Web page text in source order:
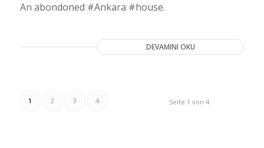
An abondoned #Ankara #house.
DEVAMINI OKU
Seite 1 von 4
1 2 3 4